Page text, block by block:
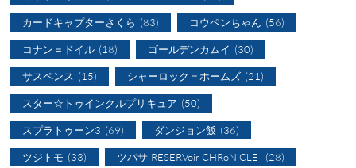
カードキャプターさくら (83) コウペンちゃん (56)
コナン＝ドイル (18) ゴールデンカムイ (30)
サスペンス (15) シャーロック＝ホームズ (21)
スター☆トゥインクルプリキュア (50)
スプラトゥーン3 (69) ダンジョン飯 (36)
ツジトモ (33) ツバサ-RESERVoir CHRoNiCLE- (28)